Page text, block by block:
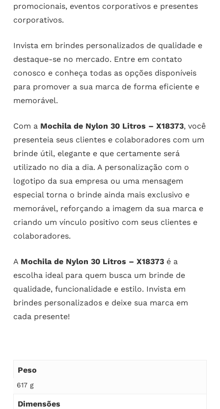
promocionais, eventos corporativos e presentes
corporativos.
Invista em brindes personalizados de qualidade e
destaque-se no mercado. Entre em contato
conosco e conheça todas as opções disponíveis
para promover a sua marca de forma eficiente e
memorável.
Com a Mochila de Nylon 30 Litros – X18373, você
presenteia seus clientes e colaboradores com um
brinde útil, elegante e que certamente será
utilizado no dia a dia. A personalização com o
logotipo da sua empresa ou uma mensagem
especial torna o brinde ainda mais exclusivo e
memorável, reforçando a imagem da sua marca e
criando um vínculo positivo com seus clientes e
colaboradores.
A Mochila de Nylon 30 Litros – X18373é a
escolha ideal para quem busca um brinde de
qualidade, funcionalidade e estilo. Invista em
brindes personalizados e deixe sua marca em
cada presente!
Peso
617 g
Dimensões